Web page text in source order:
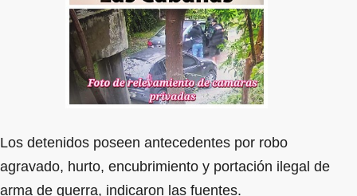
Los detenidos poseen antecedentes por robo
agravado, hurto, encubrimiento y portación ilegal de
arma de guerra, indicaron las fuentes.